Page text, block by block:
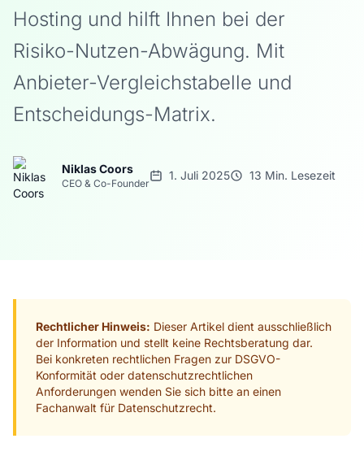
Hosting und hilft Ihnen bei der
Risiko-Nutzen-Abwägung. Mit
Anbieter-Vergleichstabelle und
Entscheidungs-Matrix.
Niklas Coors
CEO & Co-Founder
1. Juli 2025 13 Min. Lesezeit
Rechtlicher Hinweis: Dieser Artikel dient ausschließlich
der Information und stellt keine Rechtsberatung dar.
Bei konkreten rechtlichen Fragen zur DSGVO-
Konformität oder datenschutzrechtlichen
Anforderungen wenden Sie sich bitte an einen
Fachanwalt für Datenschutzrecht.